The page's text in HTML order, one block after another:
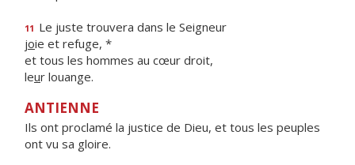
11 Le juste trouvera dans le Seigneur
joie et refuge, *
et tous les hommes au cœur droit,
leur louange.
ANTIENNE
Ils ont proclamé la justice de Dieu, et tous les peuples
ont vu sa gloire.